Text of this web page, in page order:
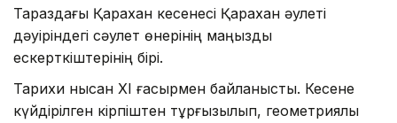
Тараздағы Қарахан кесенесі Қарахан әулеті
дәуіріндегі сәулет өнерінің маңызды
ескерткіштерінің бірі.
Тарихи нысан XI ғасырмен байланысты. Кесене
күйдірілген кірпіштен тұрғызылып, геометриялық